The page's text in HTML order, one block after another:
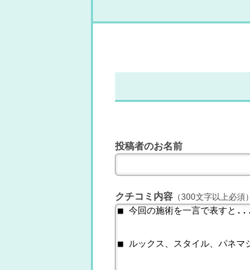
投稿者のお名前
クチコミ内容 （300文字以上必須）